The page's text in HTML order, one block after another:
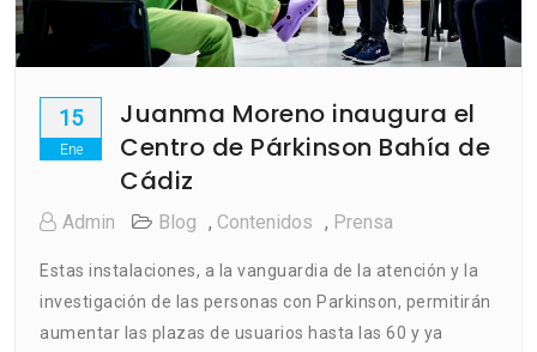
15
Ene
Juanma Moreno inaugura el
Centro de Párkinson Bahía de
Cádiz
Admin Blog , Contenidos , Prensa
Estas instalaciones, a la vanguardia de la atención y la
investigación de las personas con Parkinson, permitirán
aumentar las plazas de usuarios hasta las 60 y ya